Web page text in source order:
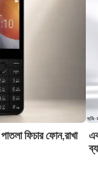
ফিচার ফোন,রাখা